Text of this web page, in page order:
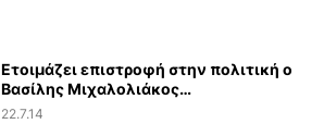
Ετοιμάζει επιστροφή στην πολιτική ο
Βασίλης Μιχαλολιάκος…
22.7.14